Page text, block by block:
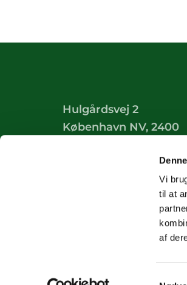
Vi
til at
af
Hulgårdsvej 2
København NV, 2400